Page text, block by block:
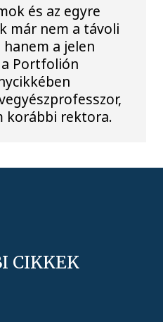
és az egyre
már nem a távoli
a jelen
Portfolión
korábbi rektora.
CIKKEK